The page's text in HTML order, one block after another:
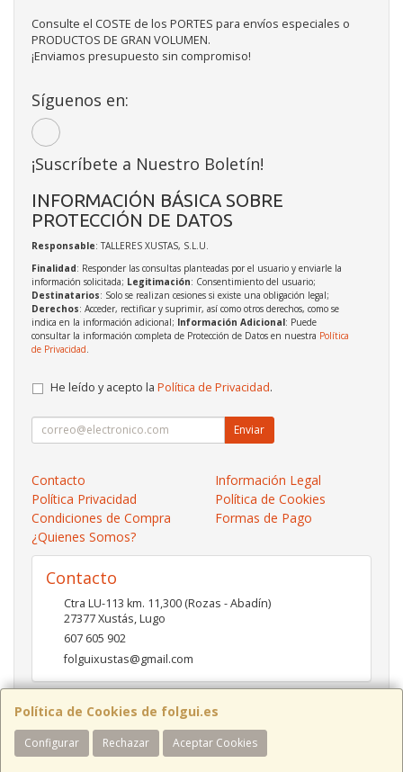
Política de Cookies de folgui.es
Configurar Rechazar Aceptar Cookies
Consulte el COSTE de los PORTES para envíos especiales o
PRODUCTOS DE GRAN VOLUMEN.
¡Enviamos presupuesto sin compromiso!
Síguenos en:
¡Suscríbete a Nuestro Boletín!
INFORMACIÓN BÁSICA SOBRE
PROTECCIÓN DE DATOS
Responsable: TALLERES XUSTAS, S.L.U.
Finalidad: Responder las consultas planteadas por el usuario y enviarle la
información solicitada; Legitimación: Consentimiento del usuario;
Destinatarios: Solo se realizan cesiones si existe una obligación legal;
Derechos: Acceder, rectificar y suprimir, así como otros derechos, como se
indica en la información adicional; Información Adicional: Puede
consultar la información completa de Protección de Datos en nuestra Política
de Privacidad
He leído y acepto la Política de Privacidad.
Enviar
Contacto
Información Legal
Política Privacidad
Política de Cookies
Condiciones de Compra
Formas de Pago
¿Quienes Somos?
Contacto
Ctra LU-113 km. 11,300 (Rozas - Abadín)
27377Xustás,Lugo
607 605 902
folguixustas@gmail.com
Horario
Lunes a viernes de 10:00 a 14:00 y de 16:00 a 20:00.
Sábados de 10:00 a 14:00 y de 16:00 a 19:00